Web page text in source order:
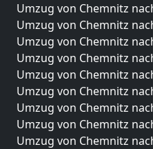
Umzug von Chemnitz
Umzug von Chemnitz
Umzug von Chemnitz
Umzug von Chemnitz
Umzug von Chemnitz
Umzug von Chemnitz
Umzug von Chemnitz
Umzug von Chemnitz
Umzug von Chemnitz